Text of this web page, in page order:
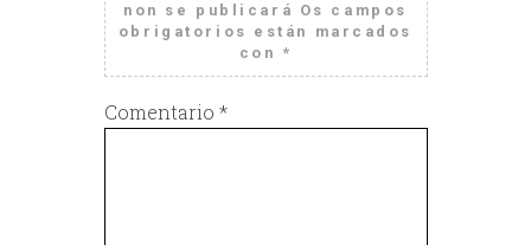
non se publicará Os campos
obrigatorios están marcados
con *
Comentario *